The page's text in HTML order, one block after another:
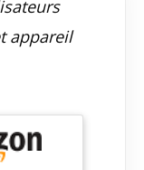
appareil